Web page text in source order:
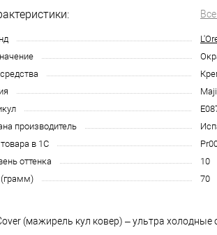
производитель
в 1С
оттенка
10
70
(мажирель кул ковер) – ультра холодные